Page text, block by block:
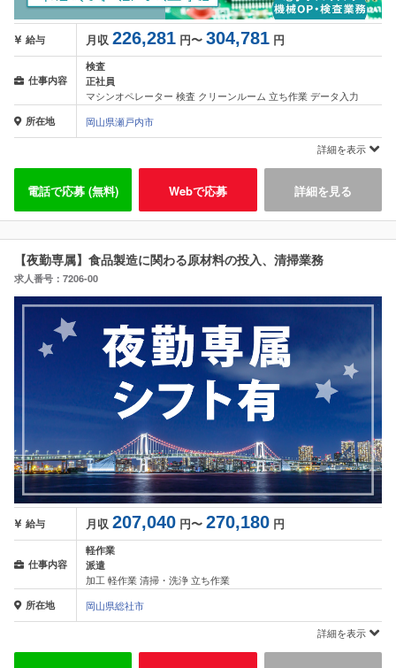
給与 月収 226,281 円〜 304,781 円
仕事内容
検査
正社員
マシンオペレーター 検査 クリーンルーム 立ち作業 データ入力
所在地
岡山県瀬戸内市
詳細を表示
電話で応募 (無料) Webで応募 詳細を見る
【夜勤専属】食品製造に関わる原材料の投入、清掃業務
求人番号：7206-00
給与 月収 207,040 円〜 270,180 円
仕事内容
軽作業
派遣
加工 軽作業 清掃・洗浄 立ち作業
所在地
岡山県総社市
詳細を表示